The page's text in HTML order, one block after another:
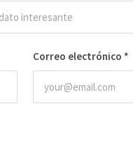
Correo electrónico *